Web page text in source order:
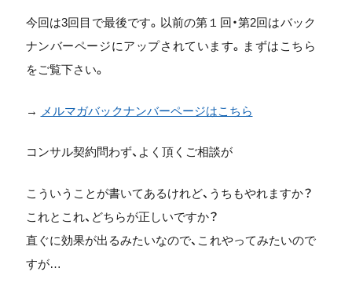
今回は3回目で最後です。以前の第１回・第2回はバック
ナンバーページにアップされています。まずはこちら
をご覧下さい。
→ メルマガバックナンバーページはこちら
コンサル契約問わず、よく頂くご相談が
こういうことが書いてあるけれど、うちもやれますか？
これとこれ、どちらが正しいですか？
直ぐに効果が出るみたいなので、これやってみたいので
すが…